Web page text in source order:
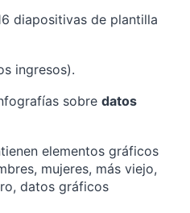
diapositivas de plantilla
ingresos).
sobre datos
elementos gráficos
mujeres, más viejo,
datos gráficos